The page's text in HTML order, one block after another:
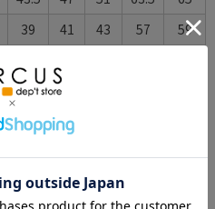
39 41 43 57
59
40 44
57 62
までの後中心）です。
から裾までの直線で計測した長